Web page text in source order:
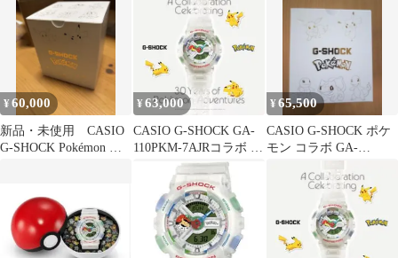
¥60,000
新品・未使用 CASIO
G-SHOCK Pokémon コ
¥63,000
CASIO G-SHOCK GA-
110PKM-7AJRコラボ ポ
ケモン新品
¥65,500
CASIO G-SHOCK ポケ
モン コラボ GA-
110PKM-7AJR